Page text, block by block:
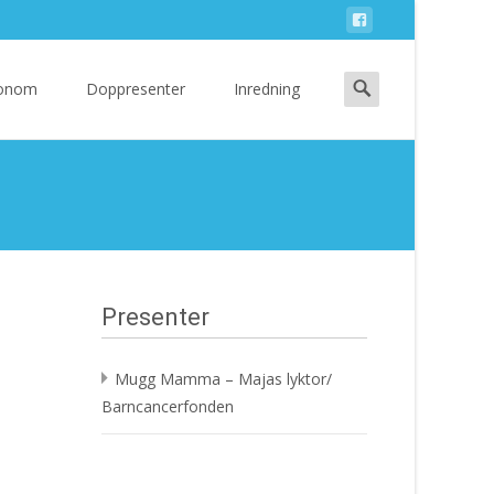
Doppresenter Inredning
Search
for:
Presenter
Mugg Mamma – Majas lyktor/
Barncancerfonden